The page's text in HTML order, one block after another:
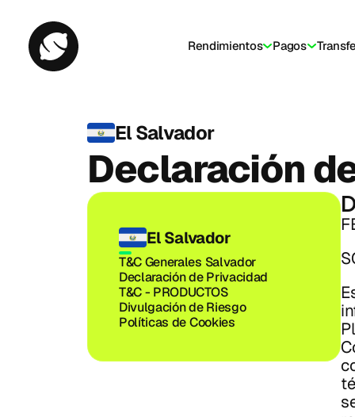
Rendimientos Pagos
El Salvador
Declaración
El Salvador
T&C Generales Salvador
Declaración de Privacidad
T&C - PRODUCTOS
Divulgación de Riesgo
Políticas de Cookies